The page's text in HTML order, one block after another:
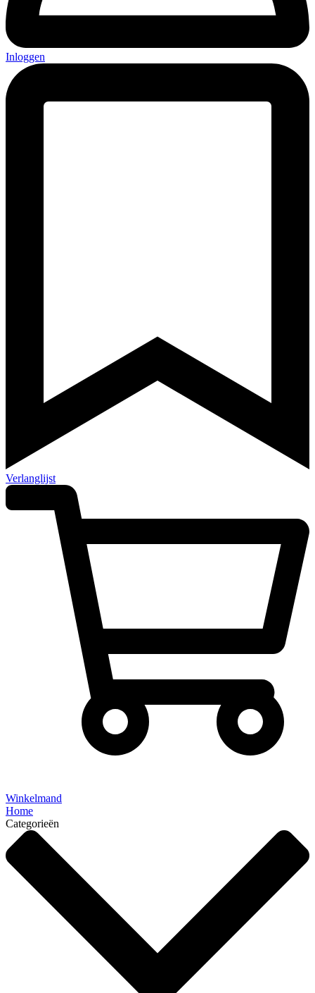
Inloggen
Verlanglijst
Winkelmand
Home
Categorieën